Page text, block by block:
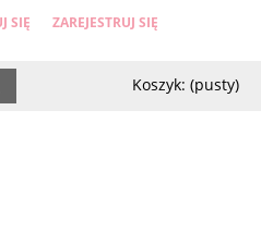
ZAREJESTRUJ SIĘ
SIĘ
Koszyk: (pusty)